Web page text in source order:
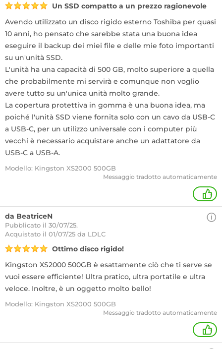
Un SSD compatto a un prezzo ragionevole
Avendo utilizzato un disco rigido esterno Toshiba per quasi
10 anni, ho pensato che sarebbe stata una buona idea
eseguire il backup dei miei file e delle mie foto importanti
su un'unità SSD.
L'unità ha una capacità di 500 GB, molto superiore a quella
che probabilmente mi servirà e comunque non voglio
avere tutto su un'unica unità molto grande.
La copertura protettiva in gomma è una buona idea, ma
poiché l'unità SSD viene fornita solo con un cavo da USB-C
a USB-C, per un utilizzo universale con i computer più
vecchi è necessario acquistare anche un adattatore da
USB-C a USB-A.
Modello: Kingston XS2000 500GB
Messaggio tradotto automaticamente
+
da BeatriceN
Pubblicato il 30/07/25.
Acquistato il 01/07/25 da LDLC
Ottimo disco rigido!
Kingston XS2000 500GB è esattamente ciò che ti serve se
vuoi essere efficiente! Ultra pratico, ultra portatile e ultra
veloce. Inoltre, è un oggetto molto bello!
Modello: Kingston XS2000 500GB
Messaggio tradotto automaticamente
+